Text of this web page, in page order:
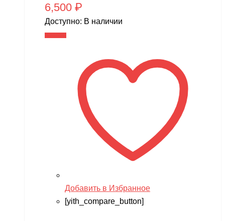
6,500 ₽
Доступно: В наличии
Добавить в Избранное
[yith_compare_button]